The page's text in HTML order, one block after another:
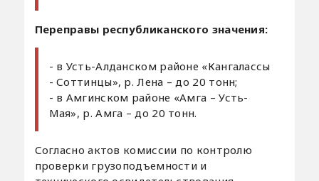
Переправы республиканского значения:
- в Усть-Алданском районе «Кангалассы
- Соттинцы», р. Лена – до 20 тонн;
- в Амгинском районе «Амга – Усть-
Мая», р. Амга – до 20 тонн.
Согласно актов комиссии по контролю
проверки грузоподъемности и